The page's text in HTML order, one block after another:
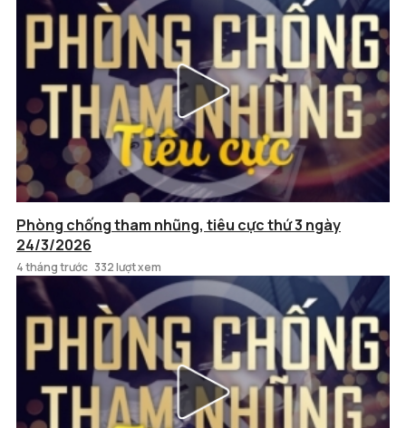
Phòng chống tham nhũng, tiêu cực thứ 3 ngày
24/3/2026
4 tháng trước 332 lượt xem